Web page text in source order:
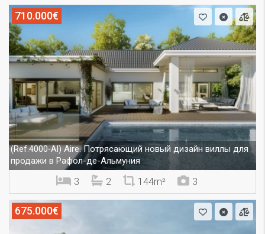
710.000€
(Ref.4000-AI)Aire. Потрясающий новый дизайн виллы для
продажи в Рафол-де-Альмуния
3 2 144m² 3
675.000€